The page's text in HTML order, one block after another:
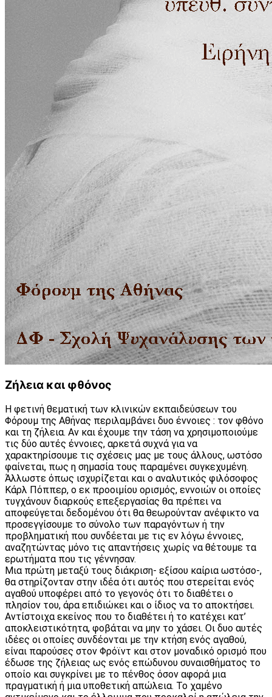
Ζήλεια και φθόνος
Η φετινή θεματική των κλινικών εκπαιδεύσεων του
Φόρουμ της Αθήνας περιλαμβάνει δυο έννοιες : τον φθόνο
και τη ζήλεια. Αν και έχουμε την τάση να χρησιμοποιούμε
τις δύο αυτές έννοιες, αρκετά συχνά για να
χαρακτηρίσουμε τις σχέσεις μας με τους άλλους, ωστόσο
φαίνεται, πως η σημασία τους παραμένει συγκεχυμένη.
Άλλωστε όπως ισχυρίζεται και ο αναλυτικός φιλόσοφος
Κάρλ Πόππερ, ο εκ προοιμίου ορισμός, εννοιών οι οποίες
τυγχάνουν διαρκούς επεξεργασίας θα πρέπει να
αποφεύγεται δεδομένου ότι θα θεωρούνταν ανέφικτο να
προσεγγίσουμε το σύνολο των παραγόντων ή την
προβληματική που συνδέεται με τις εν λόγω έννοιες,
αναζητώντας μόνο τις απαντήσεις χωρίς να θέτουμε τα
ερωτήματα που τις γέννησαν.
Μια πρώτη μεταξύ τους διάκριση- εξίσου καίρια ωστόσο-,
θα στηρίζονταν στην ιδέα ότι αυτός που στερείται ενός
αγαθού υποφέρει από το γεγονός ότι το διαθέτει ο
πλησίον του, άρα επιδιώκει και ο ίδιος να το αποκτήσει.
Αντίστοιχα εκείνος που το διαθέτει ή το κατέχει κατ’
αποκλειστικότητα, φοβάται να μην το χάσει. Οι δυο αυτές
ιδέες οι οποίες συνδέονται με την κτήση ενός αγαθού,
είναι παρούσες στον Φρόϊντ και στον μοναδικό ορισμό που
έδωσε της ζήλειας ως ενός επώδυνου συναισθήματος το
οποίο και συγκρίνει με το πένθος όσον αφορά μια
πραγματική ή μια υποθετική απώλεια. Το χαμένο